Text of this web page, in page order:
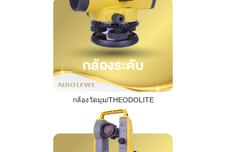
กล้องวัดมุม/THEODOLITE